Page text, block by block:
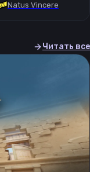
Natus Vincere
Читать все